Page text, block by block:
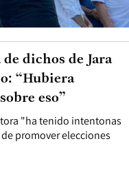
"ha tenido intentonas
promover elecciones
dichos de Jara
“Hubiera
eso”